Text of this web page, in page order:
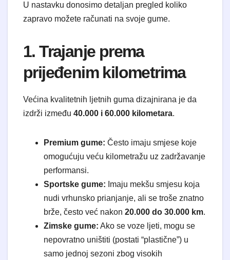
U nastavku donosimo detaljan pregled koliko
zapravo možete računati na svoje gume.
1. Trajanje prema
prijeđenim kilometrima
Većina kvalitetnih ljetnih guma dizajnirana je da
izdrži između 40.000 i 60.000 kilometara.
Premium gume: Često imaju smjese koje
omogućuju veću kilometražu uz zadržavanje
performansi.
Sportske gume: Imaju mekšu smjesu koja
nudi vrhunsko prianjanje, ali se troše znatno
brže, često već nakon 20.000 do 30.000 km.
Zimske gume: Ako se voze ljeti, mogu se
nepovratno uništiti (postati “plastične”) u
samo jednoj sezoni zbog visokih